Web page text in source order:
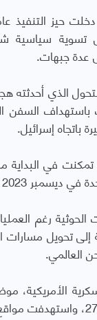
تسوية سياسية
عدة جبهات.
السفن
باتجاه إسرائيل.
تمكنت في
لحماية الملاحة في البحر الأحمر.
الحوثية رغم
تحويل مسارات
العالمي.